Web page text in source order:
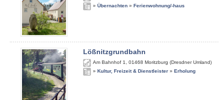
» Übernachten » Ferienwohnung/-haus
Lößnitzgrundbahn
Am Bahnhof 1 01468 Moritzburg (Dresdner Umland)
» Kultur, Freizeit & Dienstleister » Erholung